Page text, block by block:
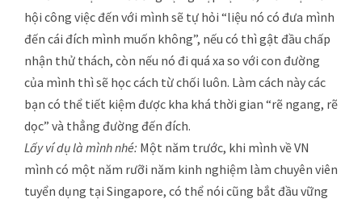
hội công việc đến với mình sẽ tự hỏi “liệu nó có đưa mình
đến cái đích mình muốn không”, nếu có thì gật đầu chấp
nhận thử thách, còn nếu nó đi quá xa so với con đường
của mình thì sẽ học cách từ chối luôn. Làm cách này các
bạn có thể tiết kiệm được kha khá thời gian “rẽ ngang, rẽ
dọc” và thẳng đường đến đích.
Lấy ví dụ là mình nhé: Một năm trước, khi mình về VN
mình có một năm rưỡi năm kinh nghiệm làm chuyên viên
tuyển dụng tại Singapore, có thể nói cũng bắt đầu vững